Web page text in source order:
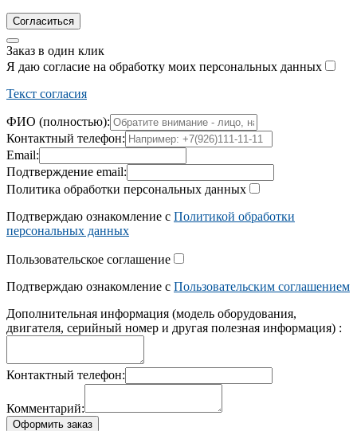
Согласиться
Заказ в один клик
Я даю согласие на обработку моих персональных данных
Текст согласия
ФИО (полностью):
Контактный телефон:
Email:
Подтверждение email:
Политика обработки персональных данных
Подтверждаю ознакомление с Политикой обработки
персональных данных
Пользовательское соглашение
Подтверждаю ознакомление с Пользовательским соглашением
Дополнительная информация (модель оборудования,
двигателя, серийный номер и другая полезная информация) :
Контактный телефон:
Комментарий:
Оформить заказ